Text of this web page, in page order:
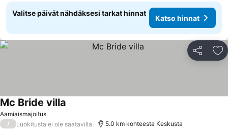
Valitse päivät nähdäksesi tarkat hinnat
Katso hinnat
Jaa
Aamiaismajoitus
Mc Bride villa
/ Luokitusta ei ole saatavilla 5.0 km kohteesta Keskusta